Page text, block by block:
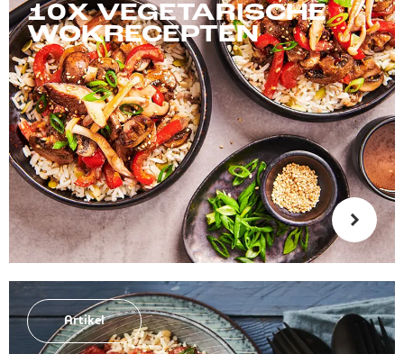
10X VEGETARISCHE
WOKRECEPTEN
Artikel